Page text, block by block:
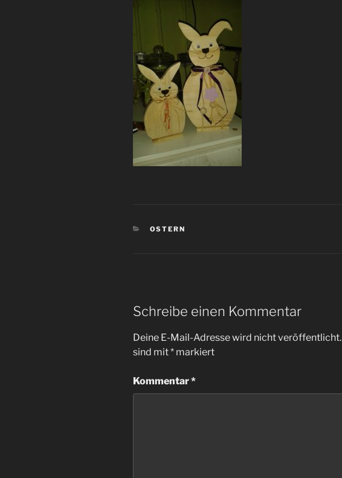
KATEGORIEN
OSTERN
Schreibe einen Kommentar
Deine E-Mail-Adresse wird nicht veröffentlicht.
sind mit* markiert
Kommentar*